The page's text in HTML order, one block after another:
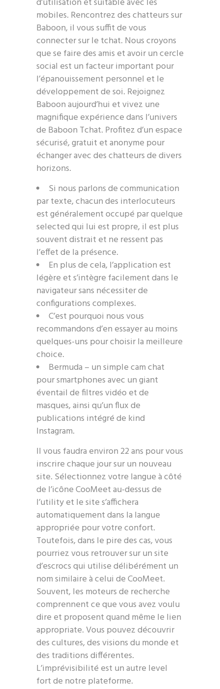
mobiles. Rencontrez des chatteurs sur
Baboon, il vous suffit de vous
connecter sur le tchat. Nous croyons
que se faire des amis et avoir un cercle
social est un facteur important pour
l’épanouissement personnel et le
développement de soi. Rejoignez
Baboon aujourd’hui et vivez une
magnifique expérience dans l’univers
de Baboon Tchat. Profitez d’un espace
sécurisé, gratuit et anonyme pour
échanger avec des chatteurs de divers
horizons.
Si nous parlons de communication
par texte, chacun des interlocuteurs
est généralement occupé par quelque
selected qui lui est propre, il est plus
souvent distrait et ne ressent pas
l’effet de la présence.
En plus de cela, l’application est
légère et s’intègre facilement dans le
navigateur sans nécessiter de
configurations complexes.
C’est pourquoi nous vous
recommandons d’en essayer au moins
quelques-uns pour choisir la meilleure
choice.
Bermuda – un simple cam chat
pour smartphones avec un giant
éventail de filtres vidéo et de
masques, ainsi qu’un flux de
publications intégré de kind
Instagram.
Il vous faudra environ 22 ans pour vous
inscrire chaque jour sur un nouveau
site. Sélectionnez votre langue à côté
de l’icône CooMeet au-dessus de
l’utility et le site s’affichera
automatiquement dans la langue
appropriée pour votre confort.
Toutefois, dans le pire des cas, vous
pourriez vous retrouver sur un site
d’escrocs qui utilise délibérément un
nom similaire à celui de CooMeet.
Souvent, les moteurs de recherche
comprennent ce que vous avez voulu
dire et proposent quand même le lien
appropriate. Vous pouvez découvrir
des cultures, des visions du monde et
des traditions différentes.
L’imprévisibilité est un autre level
fort de notre plateforme.